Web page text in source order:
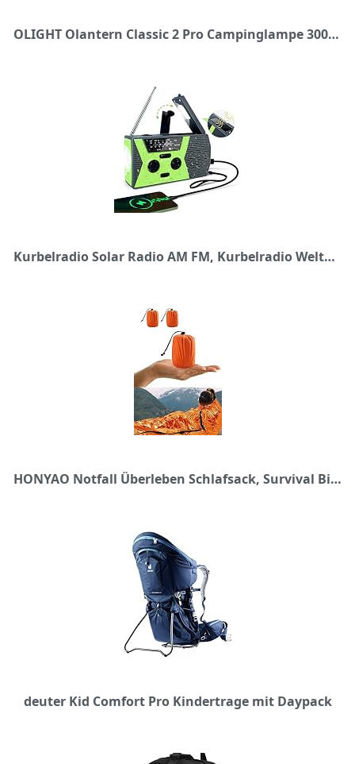
OLIGHT Olantern Classic 2 Pro Campinglampe 300 Lumen, LED Laterne im Retro-Stil Stufenlos Dimmbar, Notstrombank USB Wiederaufladbar,für Camping, Garten,Stromausfällen, Dekoration,Wandern
Kurbelradio Solar Radio AM FM, Kurbelradio Weltempfänger, Notfallradio, USB Tragbares Radio Notfall Survival Ausrüstung 4000mAh Dynamo LED Taschenlampe SOS Alarm für Reisen, Biwack, Camping Outdoor
HONYAO Notfall Überleben Schlafsack, Survival Biwak Sack Erste Hilfe Rettungsdecken Wasserdicht Notfalldecke Ultraleicht Hitzeabweisend Kälteschutz für Outdoor Camping Wandern - überdimensioniert
deuter Kid Comfort Pro Kindertrage mit Daypack